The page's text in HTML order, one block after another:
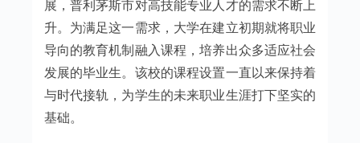
展，普利茅斯市对高技能专业人才的需求不断上
升。为满足这一需求，大学在建立初期就将职业
导向的教育机制融入课程，培养出众多适应社会
发展的毕业生。该校的课程设置一直以来保持着
与时代接轨，为学生的未来职业生涯打下坚实的
基础。